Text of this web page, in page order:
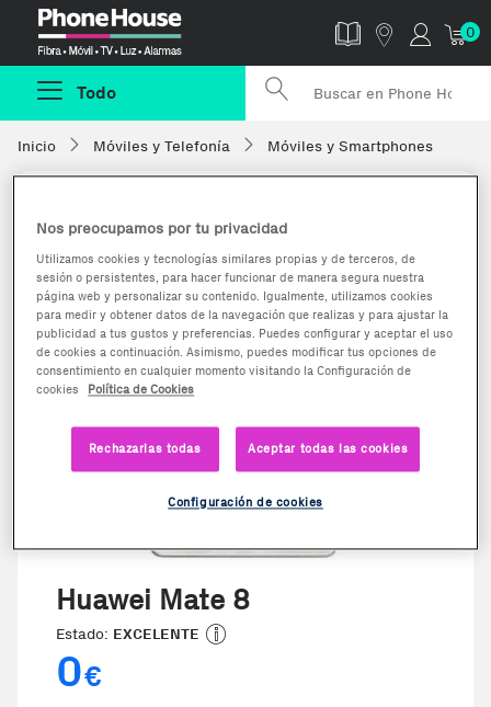
0
Todo
Inicio Móviles y Telefonía Móviles y Smartphones
Huawei Mate 8
Estado: EXCELENTE
0€
Nos preocupamos por tu privacidad
Utilizamos cookies y tecnologías similares propias y de terceros, de
sesión o persistentes, para hacer funcionar de manera segura nuestra
página web y personalizar su contenido. Igualmente, utilizamos cookies
para medir y obtener datos de la navegación que realizas y para ajustar la
publicidad a tus gustos y preferencias. Puedes configurar y aceptar el uso
de cookies a continuación. Asimismo, puedes modificar tus opciones de
consentimiento en cualquier momento visitando la Configuración de
cookies
Política de Cookies
Rechazarlas todas Aceptar todas las cookies
Configuración de cookies